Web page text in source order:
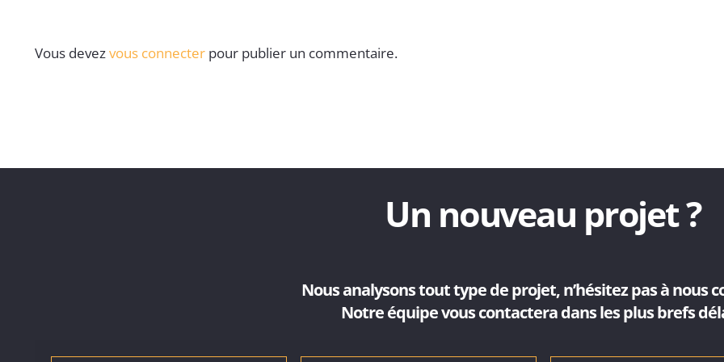
Vous devezvous connecterpour publier un commentaire.
Un nouveau projet ?
Nous analysons tout type de projet, n’hésitez pas à nous
Notre équipe vous contactera dans les plus brefs